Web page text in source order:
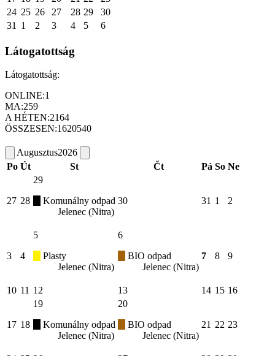
24 25 26 27 28 29
30
31
1 2 3 4 5 6
Látogatottság
Látogatottság:
ONLINE:1
MA:259
A HÉTEN:2164
ÖSSZESEN:1620540
Augusztus2026
Po Út St Čt Pá So Ne
27 28
29
Komunálny odpad
Jelenec (Nitra)
30 31 1 2
3 4
5
Plasty
Jelenec (Nitra)
6
BIO odpad
Jelenec (Nitra)
7 8 9
10 11 12 13 14 15 16
17 18
19
Komunálny odpad
Jelenec (Nitra)
20
BIO odpad
Jelenec (Nitra)
21 22 23